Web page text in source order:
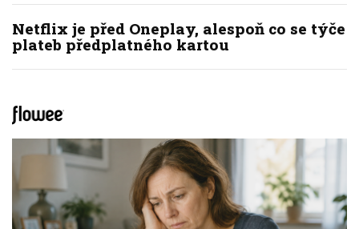
Netflix je před Oneplay, alespoň co se týče
plateb předplatného kartou